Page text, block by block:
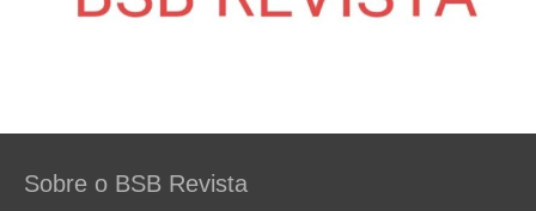
Sobre o BSB Revista